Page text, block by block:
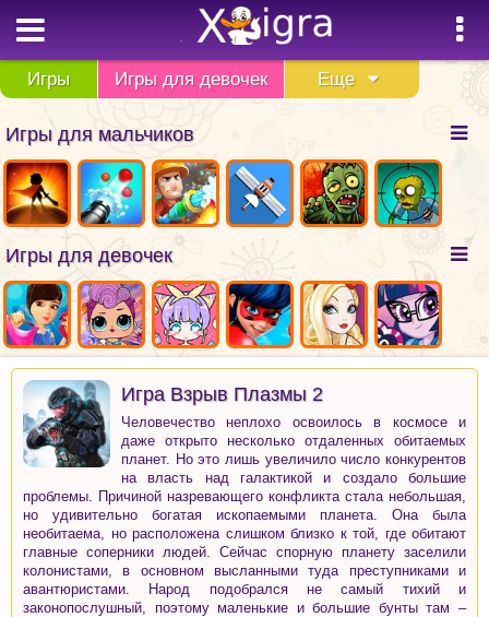
Игры Игры для девочек Еще
Игры для мальчиков
Игры для девочек
Игра Взрыв Плазмы 2
Человечество неплохо освоилось в космосе и
даже открыто несколько отдаленных обитаемых
планет. Но это лишь увеличило число конкурентов
на власть над галактикой и создало большие
проблемы. Причиной назревающего конфликта стала небольшая,
но удивительно богатая ископаемыми планета. Она была
необитаема, но расположена слишком близко к той, где обитают
главные соперники людей. Сейчас спорную планету заселили
колонистами, в основном высланными туда преступниками и
авантюристами. Народ подобрался не самый тихий и
законопослушный, поэтому маленькие и большие бунты там –